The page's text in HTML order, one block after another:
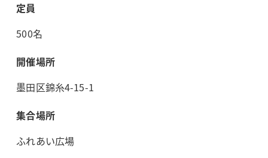
定員
500名
開催場所
墨田区錦糸4-15-1
集合場所
ふれあい広場